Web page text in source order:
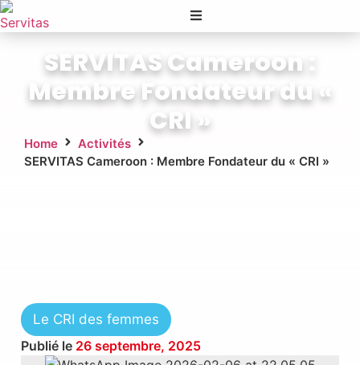
SERVITAS Cameroon :
Membre Fondateur du «
CRI »
Home
Activités
SERVITAS Cameroon : Membre Fondateur du « CRI »
Le CRI des femmes
Publié le 26 septembre, 2025